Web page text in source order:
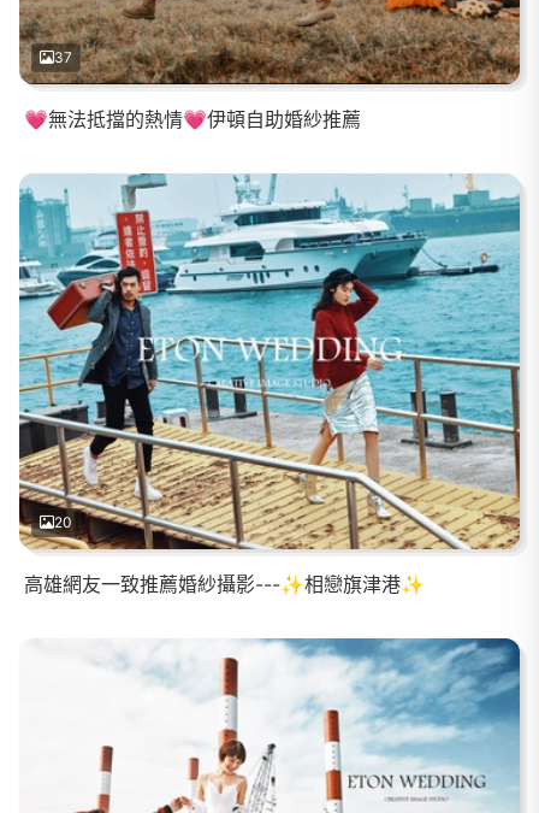
37
💗無法抵擋的熱情💗伊頓自助婚紗推薦
20
高雄網友一致推薦婚紗攝影---✨相戀旗津港✨